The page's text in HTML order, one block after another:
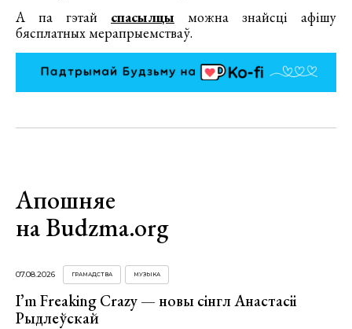
А па гэтай спасылцы
можна знайсці афішу
бясплатных мерапрыемстваў.
Апошняе
на Budzma.org
07.08.2026 ГРАМАДСТВА МУЗЫКА
I’m Freaking Crazy — новы сінгл Анастасіі
Рыдлеўскай